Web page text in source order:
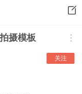
摄模板
关注